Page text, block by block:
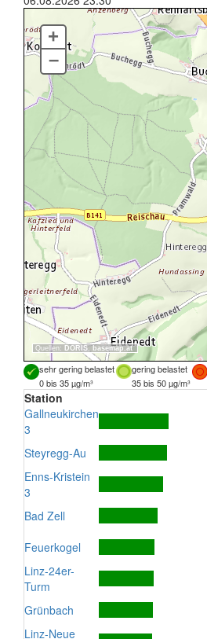
Quellen: DORIS, basemap.at
+
–
sehr gering belastet gering belastet
0 bis 35 µg/m³
35 bis 50 µg/m³
Station
Gallneukirchen
3
Steyregg-Au
Enns-Kristein
3
Bad Zell
Feuerkogel
Linz-24er-
Turm
Grünbach
Linz-Neue